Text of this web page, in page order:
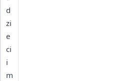
d
zi
e
ci
i
m